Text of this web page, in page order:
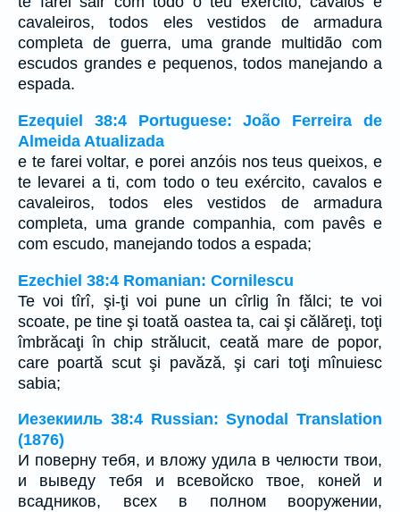
cavaleiros, todos eles vestidos de armadura
completa de guerra, uma grande multidão com
escudos grandes e pequenos, todos manejando a
espada.
Ezequiel 38:4 Portuguese: João Ferreira de
Almeida Atualizada
e te farei voltar, e porei anzóis nos teus queixos, e
te levarei a ti, com todo o teu exército, cavalos e
cavaleiros, todos eles vestidos de armadura
completa, uma grande companhia, com pavês e
com escudo, manejando todos a espada;
Ezechiel 38:4 Romanian: Cornilescu
Te voi tîrî, şi-ţi voi pune un cîrlig în fălci; te voi
scoate, pe tine şi toată oastea ta, cai şi călăreţi, toţi
îmbrăcaţi în chip strălucit, ceată mare de popor,
care poartă scut şi pavăză, şi cari toţi mînuiesc
sabia;
Иезекииль 38:4 Russian: Synodal Translation
(1876)
И поверну тебя, и вложу удила в челюсти твои,
и выведу тебя и всевойско твое, коней и
всадников, всех в полном вооружении,